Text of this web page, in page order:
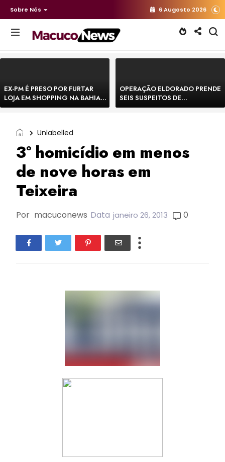
Sobre Nós 6 Augosto 2026
EX-PM É PRESO POR FURTAR
LOJA EM SHOPPING NA BAHIA E
ESCAPA CORRENDO DE
OPERAÇÃO ELDORADO PRENDE
SEIS SUSPEITOS DE
MOVIMENTAR R$ 25 MILHÕES
Unlabelled
3º homicídio em menos
de nove horas em
Teixeira
Por macuconews Data janeiro 26, 2013 0